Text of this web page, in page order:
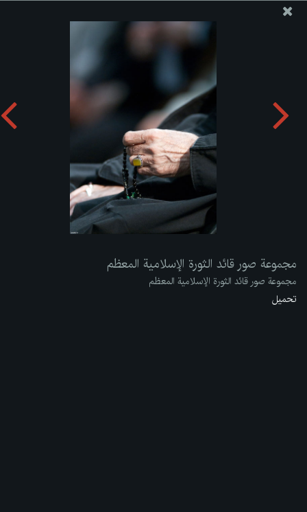
موقع مکتب سماحة القائد آية الله العظمى الخامنئي
مجموعة صور قائد الثورة الإسلامية المعظم
مجموعة صور قائد الثورة الإسلامية المعظم
مجموعة صور قائد الثورة الإسلامية المعظم
تحميل